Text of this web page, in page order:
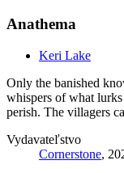
Anathema
Keri Lake
Only the banished
whispers of what
perish. The villagers
Vydavateľstvo
Cornerstone,